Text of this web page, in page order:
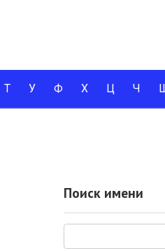
Т У Ф Х Ц Ч
Поиск имени